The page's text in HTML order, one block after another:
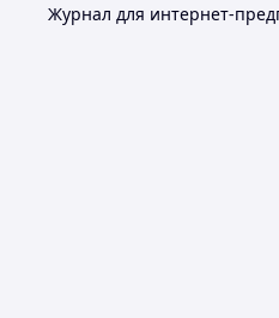
Журнал для интернет-